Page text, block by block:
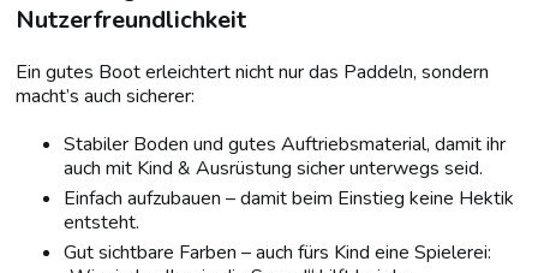
Nutzerfreundlichkeit
Ein gutes Boot erleichtert nicht nur das Paddeln, sondern
macht’s auch sicherer:
Stabiler Boden und gutes Auftriebsmaterial, damit ihr
auch mit Kind & Ausrüstung sicher unterwegs seid.
Einfach aufzubauen – damit beim Einstieg keine Hektik
entsteht.
Gut sichtbare Farben – auch fürs Kind eine Spielerei: